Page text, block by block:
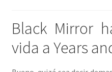
Black Mirror
vida a Years